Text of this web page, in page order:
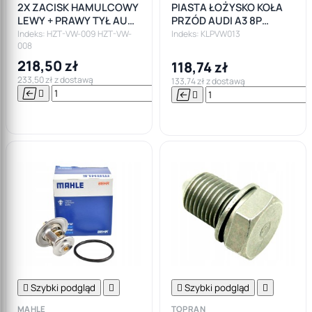
2X ZACISK HAMULCOWY
LEWY + PRAWY TYŁ AUDI
A3 8P1 SEAT LEON SKODA
OCTAVIA II
Indeks: HZT-VW-009 HZT-VW-
008
218,50 zł
233,50 zł z dostawą
  

PIASTA ŁOŻYSKO KOŁA
PRZÓD AUDI A3 8P
SKODA OCTAVIA II III
Indeks: KLPVW013
118,74 zł
133,74 zł z dostawą
 
 Szybki podgląd 
MAHLE
 Szybki podgląd 
TOPRAN